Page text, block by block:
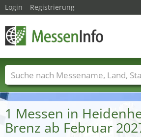
1 Messen in
Brenz ab Februar
Login Registrierung
Messenamen Länder Städte
Dienstleisterbranchen